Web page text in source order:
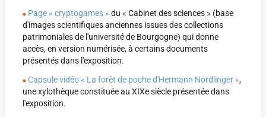
Page « cryptogames » du « Cabinet des sciences » (base
d'images scientifiques anciennes issues des collections
patrimoniales de l'université de Bourgogne) qui donne
accès, en version numérisée, à certains documents
présentés dans l'exposition.
Capsule vidéo « La forêt de poche d'Hermann Nördlinger »,
une xylothèque constituée au XIXe siècle présentée dans
l'exposition.